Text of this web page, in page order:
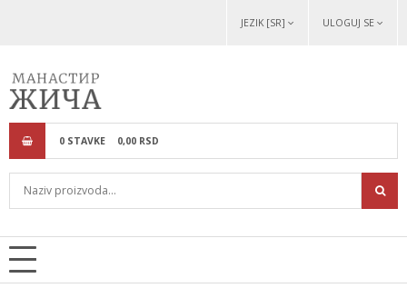
JEZIK [SR] ULOGUJ SE
0 STAVKE 0,00 RSD